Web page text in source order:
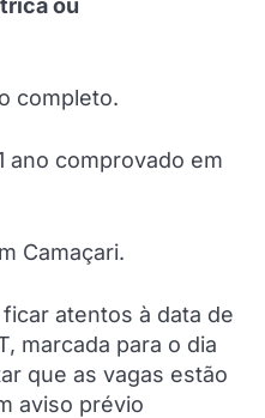
completo.
ano comprovado em
Camaçari.
atentos à data de
marcada para o dia
que as vagas estão
aviso prévio